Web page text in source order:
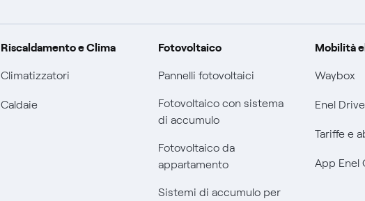
Riscaldamento e Clima
Climatizzatori
Caldaie
Fotovoltaico
Pannelli fotovoltaici
Fotovoltaico con sistema
di accumulo
Fotovoltaico da
appartamento
Sistemi di accumulo per
Mobilità
Waybox
Enel Drive
Tariffe e
App Enel